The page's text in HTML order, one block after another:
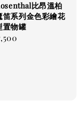
比昂溫柏
笛系列金色彩繪花
置物罐